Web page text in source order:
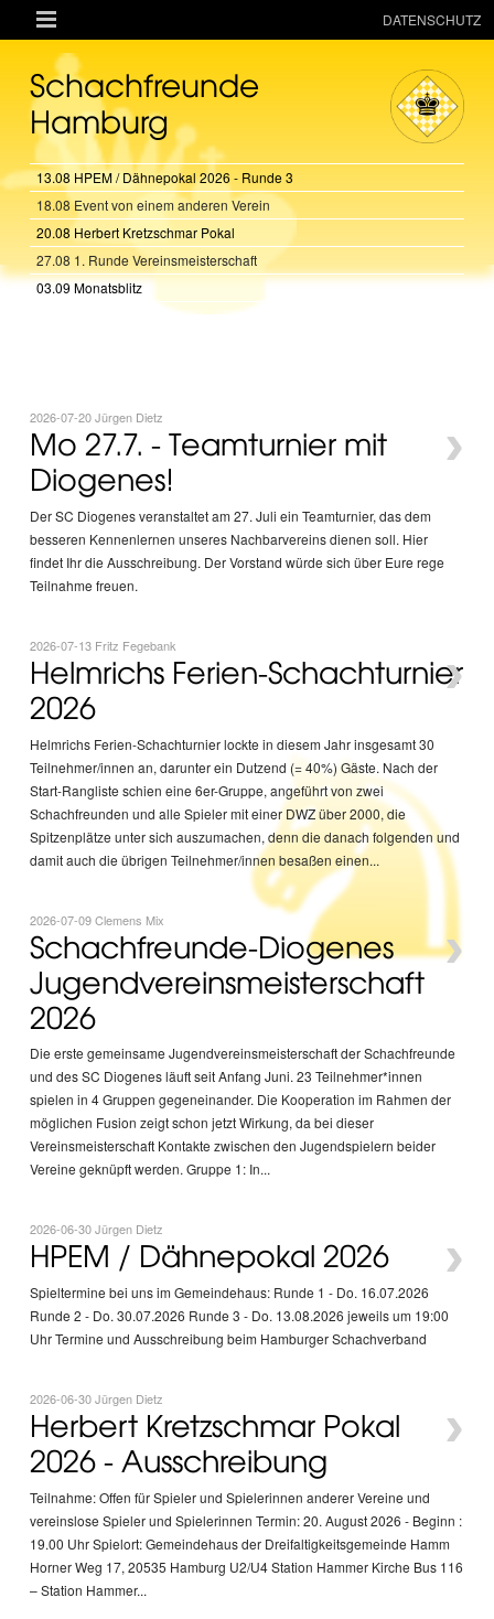

AKTUELLES
RESSOURCEN
VEREIN
MANNSCHAFTEN
TURNIERE
ONLINE
KINDER + JUGEND
Schachfreunde
Hamburg
13.08 HPEM / Dähnepokal 2026 - Runde 3
18.08 Event von einem anderen Verein
20.08 Herbert Kretzschmar Pokal
27.08 1. Runde Vereinsmeisterschaft
03.09 Monatsblitz
2026-07-20 Jürgen Dietz
Mo 27.7. - Teamturnier mit
Diogenes!
›
Der SC Diogenes veranstaltet am 27. Juli ein Teamturnier, das dem
besseren Kennenlernen unseres Nachbarvereins dienen soll. Hier
findet Ihr die Ausschreibung. Der Vorstand würde sich über Eure rege
Teilnahme freuen.
2026-07-13 Fritz Fegebank
Helmrichs Ferien-Schachturnier
2026
›
Helmrichs Ferien-Schachturnier lockte in diesem Jahr insgesamt 30
Teilnehmer/innen an, darunter ein Dutzend (= 40%) Gäste. Nach der
Start-Rangliste schien eine 6er-Gruppe, angeführt von zwei
Schachfreunden und alle Spieler mit einer DWZ über 2000, die
Spitzenplätze unter sich auszumachen, denn die danach folgenden und
damit auch die übrigen Teilnehmer/innen besaßen einen...
2026-07-09 Clemens Mix
Schachfreunde-Diogenes
Jugendvereinsmeisterschaft
2026
›
Die erste gemeinsame Jugendvereinsmeisterschaft der Schachfreunde
und des SC Diogenes läuft seit Anfang Juni. 23 Teilnehmer*innen
spielen in 4 Gruppen gegeneinander. Die Kooperation im Rahmen der
möglichen Fusion zeigt schon jetzt Wirkung, da bei dieser
Vereinsmeisterschaft Kontakte zwischen den Jugendspielern beider
Vereine geknüpft werden. Gruppe 1: In...
2026-06-30 Jürgen Dietz
HPEM / Dähnepokal 2026 ›
Spieltermine bei uns im Gemeindehaus: Runde 1 - Do. 16.07.2026
Runde 2 - Do. 30.07.2026 Runde 3 - Do. 13.08.2026 jeweils um 19:00
Uhr Termine und Ausschreibung beim Hamburger Schachverband
2026-06-30 Jürgen Dietz
Herbert Kretzschmar Pokal
2026 - Ausschreibung
›
Teilnahme: Offen für Spieler und Spielerinnen anderer Vereine und
vereinslose Spieler und Spielerinnen Termin: 20. August 2026 - Beginn :
19.00 Uhr Spielort: Gemeindehaus der Dreifaltigkeitsgemeinde Hamm
Horner Weg 17, 20535 Hamburg U2/U4 Station Hammer Kirche Bus 116
– Station Hammer...
DATENSCHUTZ